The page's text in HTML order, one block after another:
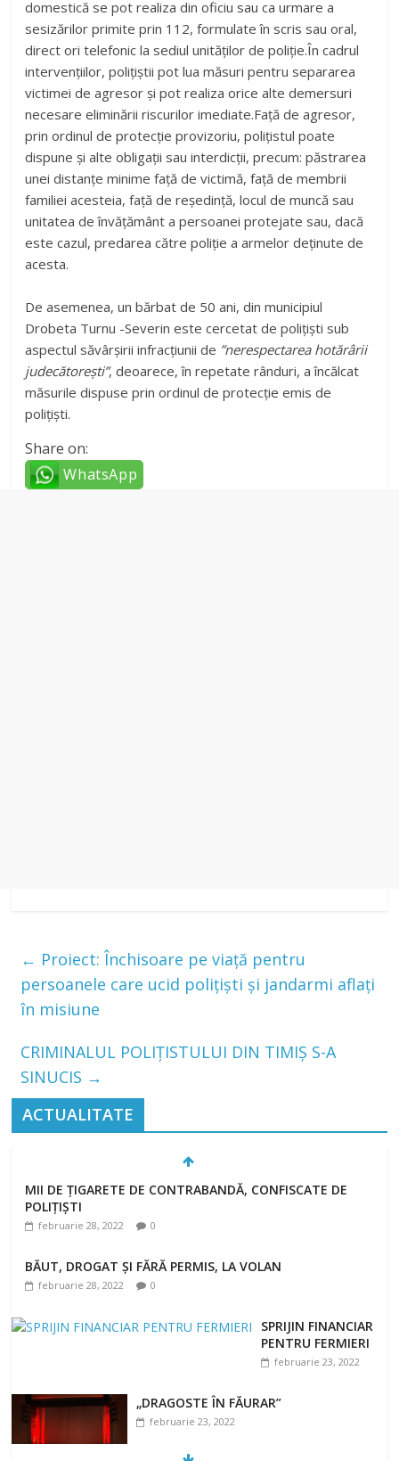
domestică se pot realiza din oficiu sau ca urmare a
sesizărilor primite prin 112, formulate în scris sau oral,
direct ori telefonic la sediul unităţilor de poliţie.În cadrul
intervențiilor, polițiștii pot lua măsuri pentru separarea
victimei de agresor și pot realiza orice alte demersuri
necesare eliminării riscurilor imediate.Față de agresor,
prin ordinul de protecție provizoriu, polițistul poate
dispune și alte obligații sau interdicții, precum: păstrarea
unei distanțe minime față de victimă, față de membrii
familiei acesteia, față de reședință, locul de muncă sau
unitatea de învățământ a persoanei protejate sau, dacă
este cazul, predarea către poliție a armelor deținute de
acesta.
De asemenea, un bărbat de 50 ani, din municipiul
Drobeta Turnu -Severin este cercetat de polițiști sub
aspectul săvârșirii infracțiunii de ”nerespectarea hotărârii
judecătorești”, deoarece, în repetate rânduri, a încălcat
măsurile dispuse prin ordinul de protecție emis de
polițiști.
Share on:
WhatsApp
← Proiect: Închisoare pe viață pentru
persoanele care ucid polițiști și jandarmi aflați
în misiune
CRIMINALUL POLIȚISTULUI DIN TIMIȘ S-A
SINUCIS →
ACTUALITATE
MII DE ȚIGARETE DE CONTRABANDĂ, CONFISCATE DE
POLIȚIȘTI
februarie 28, 2022 0
BĂUT, DROGAT ȘI FĂRĂ PERMIS, LA VOLAN
februarie 28, 2022 0
SPRIJIN FINANCIAR
PENTRU FERMIERI
februarie 23, 2022
„DRAGOSTE ÎN FĂURAR”
februarie 23, 2022